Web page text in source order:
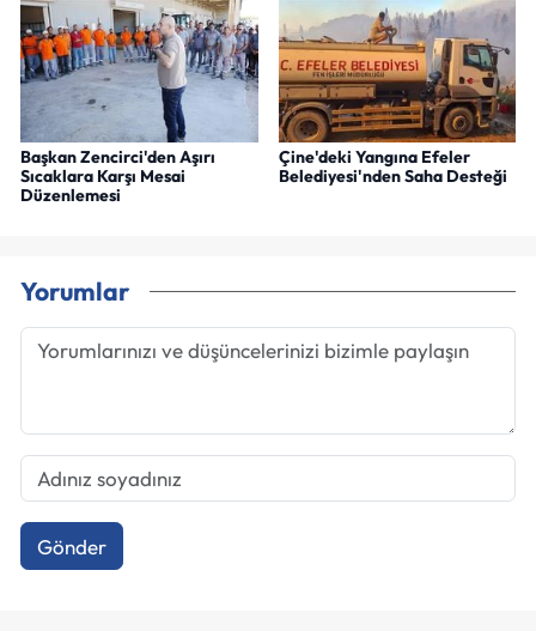
Başkan Zencirci'den Aşırı
Sıcaklara Karşı Mesai
Düzenlemesi
Çine'deki Yangına Efeler
Belediyesi'nden Saha Desteği
Yorumlar
Gönder